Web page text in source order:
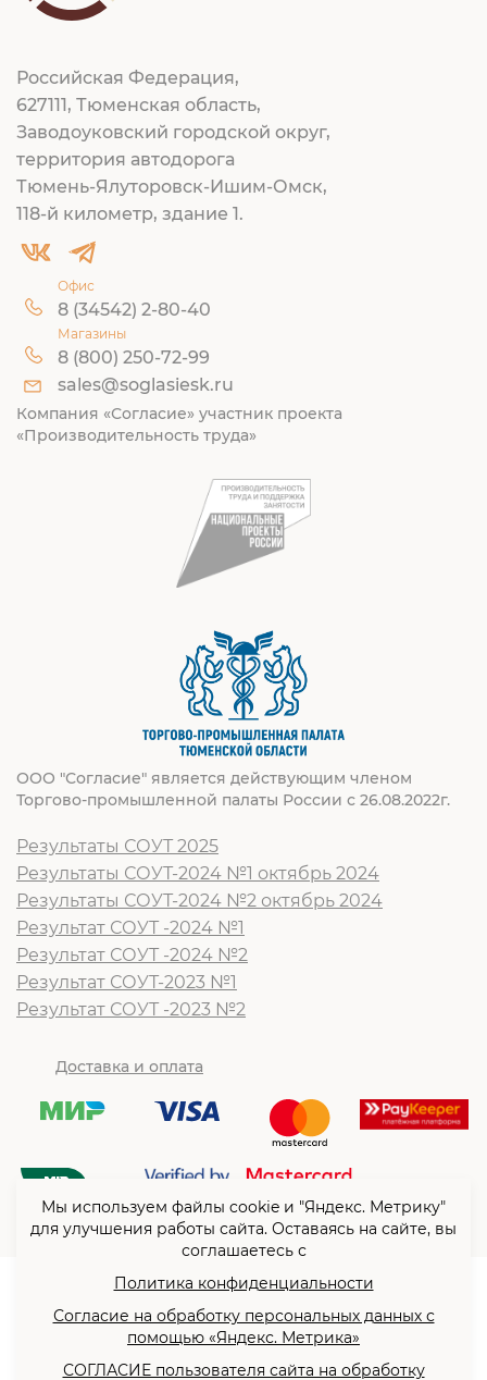
Российская Федерация,
627111, Тюменская область,
Заводоуковский городской округ,
территория автодорога
Тюмень-Ялуторовск-Ишим-Омск,
118-й километр, здание 1.
Офис
8 (34542) 2-80-40
Магазины
8 (800) 250-72-99
sales@soglasiesk.ru
Компания «Согласие» участник проекта
«Производительность труда»
ООО "Согласие" является действующим членом
Торгово-промышленной палаты России с 26.08.2022г.
Результаты СОУТ 2025
Результаты СОУТ-2024 №1 октябрь 2024
Результаты СОУТ-2024 №2 октябрь 2024
Результат СОУТ -2024 №1
Результат СОУТ -2024 №2
Результат СОУТ-2023 №1
Результат СОУТ -2023 №2
Доставка и оплата
© ООО “Согласие”2026
Политика конфиденциальности
Согласие на обработку
персональных данных с
Мы используем файлы cookie и "Яндекс. Метрику"
для улучшения работы сайта. Оставаясь на сайте, вы
соглашаетесь с
Политика конфиденциальности
Согласие на обработку персональных данных с
помощью «Яндекс. Метрика»
СОГЛАСИЕ пользователя сайта на обработку